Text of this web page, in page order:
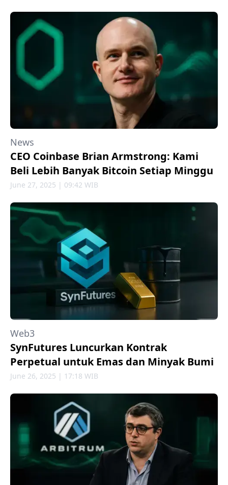
News
CEO Coinbase Brian Armstrong: Kami
Beli Lebih Banyak Bitcoin Setiap Minggu
June 27, 2025 | 09:42 WIB
Web3
SynFutures Luncurkan Kontrak
Perpetual untuk Emas dan Minyak Bumi
June 26, 2025 | 17:18 WIB